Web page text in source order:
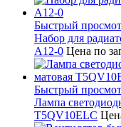
Быстрый
Набор для
A12-0 Цена по
Быстрый
Лампа
T5QV10ELC